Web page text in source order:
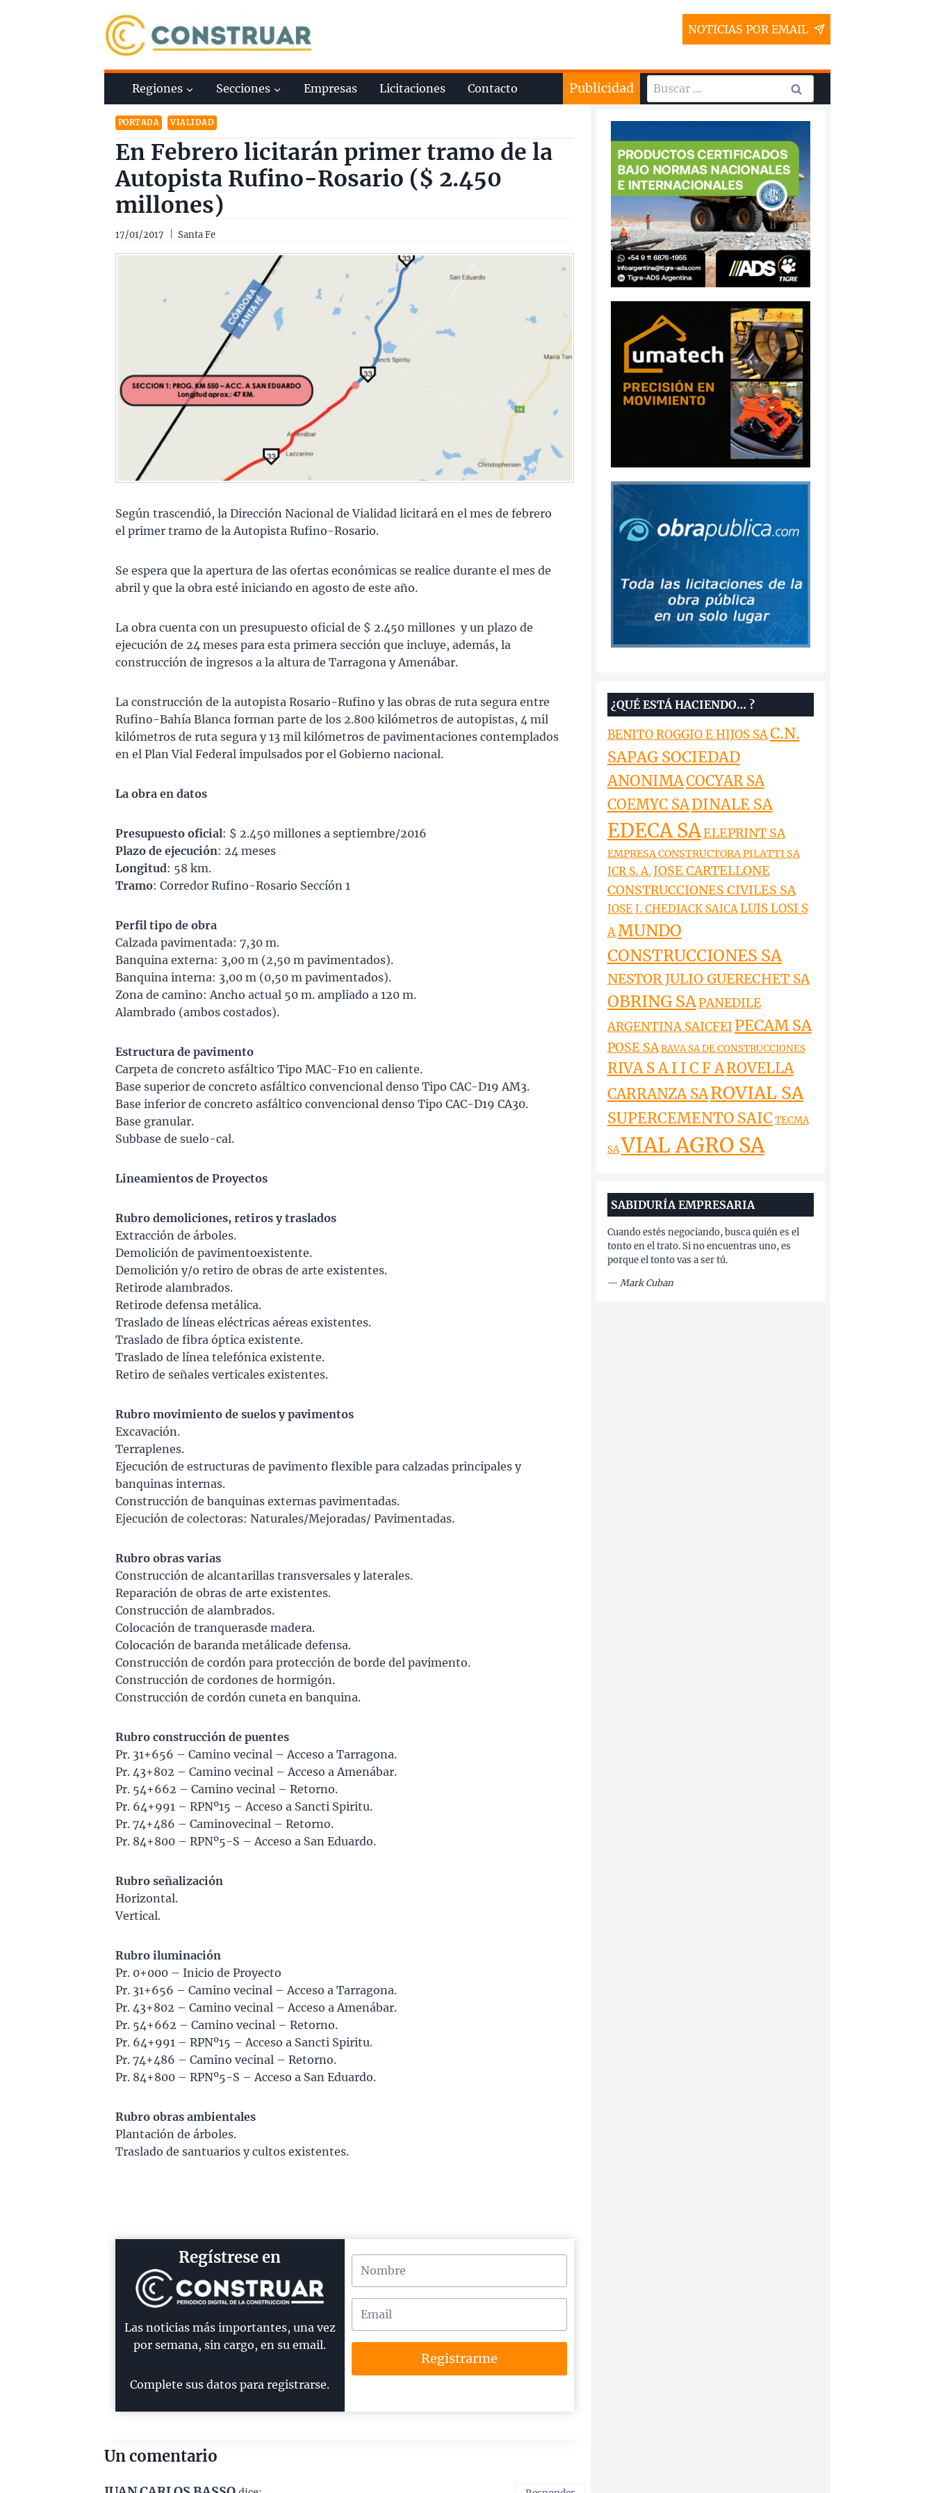
NOTICIAS POR EMAIL
Regiones Secciones Empresas Licitaciones Contacto Publicidad Buscar:
PORTADA VIALIDAD
En Febrero licitarán primer tramo de la
Autopista Rufino-Rosario ($ 2.450
millones)
17/01/2017 Santa Fe
Según trascendió, la Dirección Nacional de Vialidad licitará en el mes de febrero
el primer tramo de la Autopista Rufino-Rosario.
Se espera que la apertura de las ofertas económicas se realice durante el mes de
abril y que la obra esté iniciando en agosto de este año.
La obra cuenta con un presupuesto oficial de $ 2.450 millones y un plazo de
ejecución de 24 meses para esta primera sección que incluye, además, la
construcción de ingresos a la altura de Tarragona y Amenábar.
La construcción de la autopista Rosario-Rufino y las obras de ruta segura entre
Rufino-Bahía Blanca forman parte de los 2.800 kilómetros de autopistas, 4 mil
kilómetros de ruta segura y 13 mil kilómetros de pavimentaciones contemplados
en el Plan Vial Federal impulsados por el Gobierno nacional.
La obra en datos
Presupuesto oficial: $ 2.450 millones a septiembre/2016
Plazo de ejecución: 24 meses
Longitud: 58 km.
Tramo: Corredor Rufino-Rosario Seccíón 1
Perfil tipo de obra
Calzada pavimentada: 7,30 m.
Banquina externa: 3,00 m (2,50 m pavimentados).
Banquina interna: 3,00 m (0,50 m pavimentados).
Zona de camino: Ancho actual 50 m. ampliado a 120 m.
Alambrado (ambos costados).
Estructura de pavimento
Carpeta de concreto asfáltico Tipo MAC-F10 en caliente.
Base superior de concreto asfáltico convencional denso Tipo CAC-D19 AM3.
Base inferior de concreto asfáltico convencional denso Tipo CAC-D19 CA30.
Base granular.
Subbase de suelo-cal.
Lineamientos de Proyectos
Rubro demoliciones, retiros y traslados
Extracción de árboles.
Demolición de pavimentoexistente.
Demolición y/o retiro de obras de arte existentes.
Retirode alambrados.
Retirode defensa metálica.
Traslado de líneas eléctricas aéreas existentes.
Traslado de fibra óptica existente.
Traslado de línea telefónica existente.
Retiro de señales verticales existentes.
Rubro movimiento de suelos y pavimentos
Excavación.
Terraplenes.
Ejecución de estructuras de pavimento flexible para calzadas principales y
banquinas internas.
Construcción de banquinas externas pavimentadas.
Ejecución de colectoras: Naturales/Mejoradas/ Pavimentadas.
Rubro obras varias
Construcción de alcantarillas transversales y laterales.
Reparación de obras de arte existentes.
Construcción de alambrados.
Colocación de tranquerasde madera.
Colocación de baranda metálicade defensa.
Construcción de cordón para protección de borde del pavimento.
Construcción de cordones de hormigón.
Construcción de cordón cuneta en banquina.
Rubro construcción de puentes
Pr. 31+656 – Camino vecinal – Acceso a Tarragona.
Pr. 43+802 – Camino vecinal – Acceso a Amenábar.
Pr. 54+662 – Camino vecinal – Retorno.
Pr. 64+991 – RPNº15 – Acceso a Sancti Spiritu.
Pr. 74+486 – Caminovecinal – Retorno.
Pr. 84+800 – RPNº5-S – Acceso a San Eduardo.
Rubro señalización
Horizontal.
Vertical.
Rubro iluminación
Pr. 0+000 – Inicio de Proyecto
Pr. 31+656 – Camino vecinal – Acceso a Tarragona.
Pr. 43+802 – Camino vecinal – Acceso a Amenábar.
Pr. 54+662 – Camino vecinal – Retorno.
Pr. 64+991 – RPNº15 – Acceso a Sancti Spiritu.
Pr. 74+486 – Camino vecinal – Retorno.
Pr. 84+800 – RPNº5-S – Acceso a San Eduardo.
Rubro obras ambientales
Plantación de árboles.
Traslado de santuarios y cultos existentes.
Regístrese en
Las noticias más importantes, una vez
por semana, sin cargo, en su email.
Complete sus datos para registrarse.
Registrarme
Un comentario
¿QUÉ ESTÁ HACIENDO… ?
BENITO ROGGIO E HIJOS SAC.N.
SAPAG SOCIEDAD
ANONIMACOCYAR SA
COEMYC SADINALE SA
EDECA SAELEPRINT SA
EMPRESA CONSTRUCTORA PILATTI SA
JCR S. A.JOSE CARTELLONE
CONSTRUCCIONES CIVILES SA
JOSE J. CHEDIACK SAICALUIS LOSI S
AMUNDO
CONSTRUCCIONES SA
NESTOR JULIO GUERECHET SA
OBRING SAPANEDILE
ARGENTINA SAICFEI PECAM SA
POSE SARAVA SA DE CONSTRUCCIONES
RIVA S A I I C F AROVELLA
CARRANZA SAROVIAL SA
SUPERCEMENTO SAIC TECMA
SAVIAL AGRO SA
SABIDURÍA EMPRESARIA
Cuando estés negociando, busca quién es el
tonto en el trato. Si no encuentras uno, es
porque el tonto vas a ser tú.
— Mark Cuban